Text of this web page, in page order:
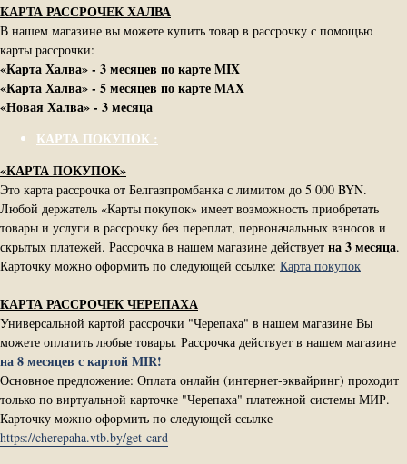
КАРТА РАССРОЧЕК ХАЛВА
В нашем магазине вы можете купить товар в рассрочку с помощью
карты рассрочки:
«Карта Халва» - 3 месяцев по карте MIX
«Карта Халва» - 5 месяцев по карте MAX
«Новая Халва» - 3 месяца
КАРТА ПОКУПОК :
«КАРТА ПОКУПОК»
Это карта рассрочка от Белгазпромбанка с лимитом до 5 000 BYN.
Любой держатель «Карты покупок» имеет возможность приобретать
товары и услуги в рассрочку без переплат, первоначальных взносов и
скрытых платежей. Рассрочка в нашем магазине действует на 3 месяца.
Карточку можно оформить по следующей ссылке: Карта покупок
КАРТА РАССРОЧЕК ЧЕРЕПАХА
Универсальной картой рассрочки "Черепаха" в нашем магазине Вы
можете оплатить любые товары. Рассрочка действует в нашем магазине
на 8 месяцев с картой MIR!
Основное предложение: Оплата онлайн (интернет-эквайринг) проходит
только по виртуальной карточке "Черепаха" платежной системы МИР.
Карточку можно оформить по следующей ссылке -
https://cherepaha.vtb.by/get-card